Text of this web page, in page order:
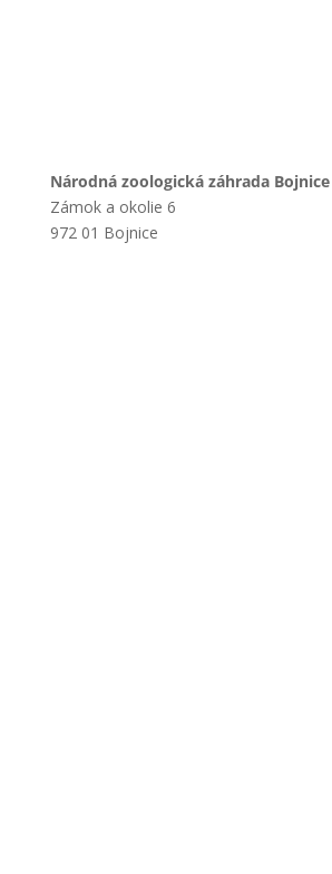
Národná zoologická záhrada Bojnice
Zámok a okolie 6
972 01 Bojnice